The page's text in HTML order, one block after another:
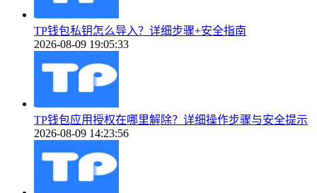
TP钱包私钥怎么导入？详细步骤+安全指南
2026-08-09 19:05:33
TP钱包应用授权在哪里解除？详细操作步骤与安全提示
2026-08-09 14:23:56